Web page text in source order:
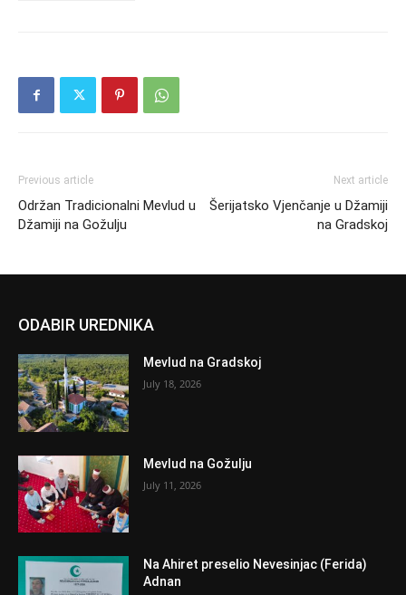
Previous article
Održan Tradicionalni Mevlud u
Džamiji na Gožulju
Next article
Šerijatsko Vjenčanje u Džamiji
na Gradskoj
ODABIR UREDNIKA
Mevlud na Gradskoj
July 18, 2026
Mevlud na Gožulju
July 11, 2026
Na Ahiret preselio Nevesinjac (Ferida)
Adnan